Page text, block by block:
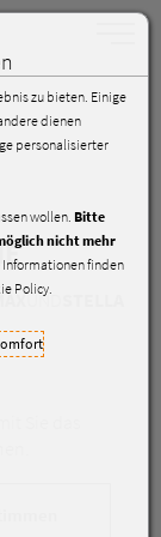
springen [AK +
UND
Sie das
zu bieten. Einige
dienen
personalisierter
wollen. Bitte
nicht mehr
Informationen finden
Policy.